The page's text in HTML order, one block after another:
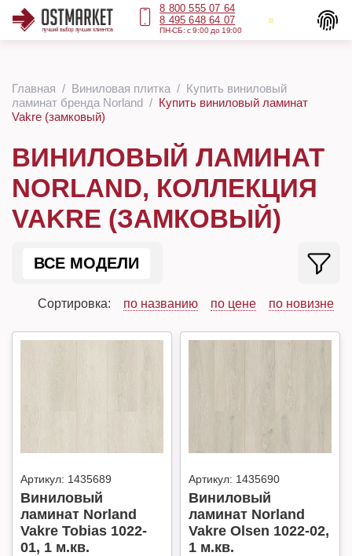
8 800 555 07 64
8 495 648 64 07
ПН-СБ: с 9:00 до 19:00
Главная Виниловая плитка
Купить виниловый
ламинат бренда Norland
Купить виниловый ламинат
Vakre (замковый)
ВИНИЛОВЫЙ ЛАМИНАТ
NORLAND, КОЛЛЕКЦИЯ
VAKRE (ЗАМКОВЫЙ)
ВСЕ МОДЕЛИ
Сортировка: по названию по цене по новизне
Артикул: 1435689
Виниловый
ламинат Norland
Vakre Tobias 1022-
01, 1 м.кв.
Артикул: 1435690
Виниловый
ламинат Norland
Vakre Olsen 1022-02,
1 м.кв.